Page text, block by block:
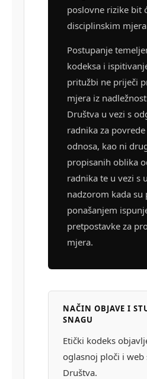
poslovne rizike bit
disciplinskim
Postupanje
kodeksa i
pritužbi ne priječi
mjera iz
Društva u vezi s
radnika za
odnosa, kao ni
propisanih oblika
radnika te u vezi s
nadzorom kada su
ponašanjem
pretpostavke za
mjera.
NAČIN OBJAVE I
SNAGU
Etički kodeks
oglasnoj ploči i web
Društva.